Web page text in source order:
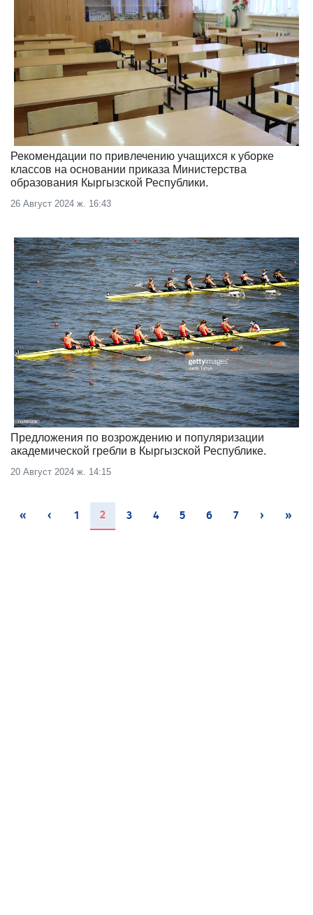
Рекомендации по привлечению учащихся к уборке
классов на основании приказа Министерства
образования Кыргызской Республики.
26 Август 2024 ж. 16:43
Предложения по возрождению и популяризации
академической гребли в Кыргызской Республике.
20 Август 2024 ж. 14:15
« ‹ 1 2(current)
3 4 5 6 7 › »